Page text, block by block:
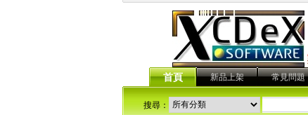
首頁 新品上架 常見問題
搜尋：